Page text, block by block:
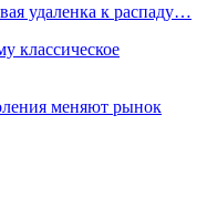
удаленка к распаду…
классическое
меняют рынок